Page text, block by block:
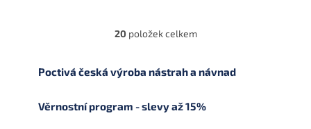
Brusinka přináší jemně
O
l
á
a
20 položek celkem
Poctivá česká výroba nástrah a návnad
Věrnostní program - slevy až 15%